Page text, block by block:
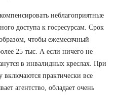
неблагоприятные
доступа к госресурсам. Срок
чтобы ежемесячный
25 тыс. А если ничего не
в инвалидных креслах. При
практически все
агентство, обладает очень